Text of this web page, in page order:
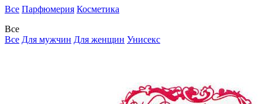
Все Парфюмерия Косметика
Все
Все Для мужчин Для женщин Унисекс